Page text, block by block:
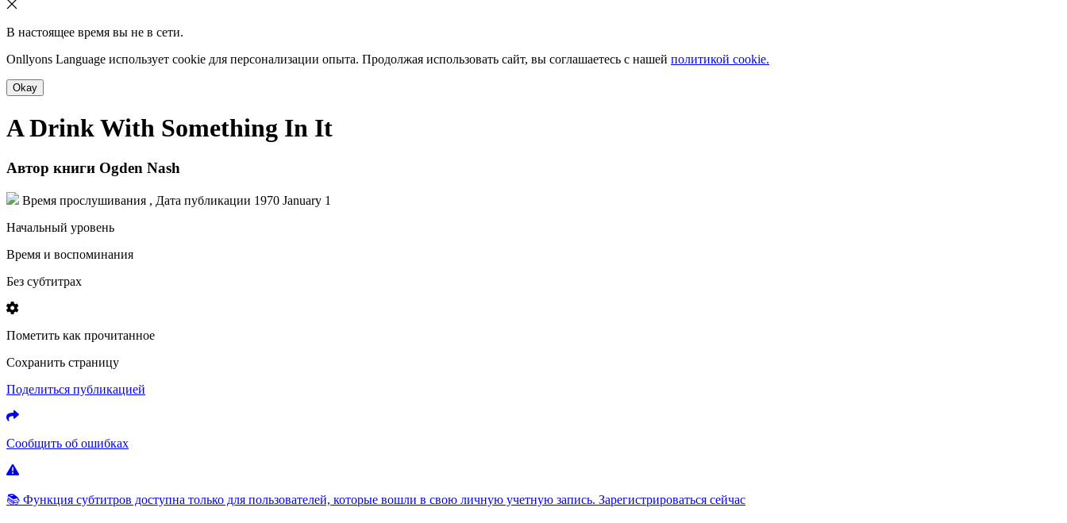
В настоящее время вы не в сети.
Onllyons Language использует cookie для персонализации опыта. Продолжая использовать сайт, вы соглашаетесь с нашей политикой cookie.
Okay
A Drink With Something In It
Автор книги Ogden Nash
Время прослушивания , Дата публикации 1970 January 1
Начальный уровень
Время и воспоминания
Без субтитрах
Пометить как прочитанное
Сохранить страницу
Поделиться публикацией
Сообщить об ошибках
📚 Функция субтитров доступна только для пользователей, которые вошли в свою личную учетную запись. Зарегистрироваться сейчас